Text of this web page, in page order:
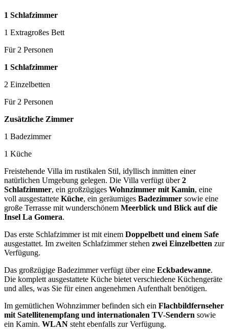
1 Schlafzimmer
1 Extragroßes Bett
Für 2 Personen
1 Schlafzimmer
2 Einzelbetten
Für 2 Personen
Zusätzliche Zimmer
1 Badezimmer
1 Küche
Freistehende Villa im rustikalen Stil, idyllisch inmitten einer
natürlichen Umgebung gelegen. Die Villa verfügt über2
Schlafzimmer, ein großzügiges Wohnzimmer mit Kamin, eine
voll ausgestattete Küche, ein geräumiges Badezimmer sowie eine
große Terrasse mit wunderschönem Meerblick und Blick auf die
Insel La Gomera.
Das erste Schlafzimmer ist mit einem Doppelbett und einem Safe
ausgestattet. Im zweiten Schlafzimmer stehen zwei Einzelbetten zur
Verfügung.
Das großzügige Badezimmer verfügt über eine Eckbadewanne.
Die komplett ausgestattete Küche bietet verschiedene Küchengeräte
und alles, was Sie für einen angenehmen Aufenthalt benötigen.
Im gemütlichen Wohnzimmer befinden sich ein Flachbildfernseher
mit Satellitenempfang und internationalen TV-Sendern sowie
ein Kamin. WLAN steht ebenfalls zur Verfügung.